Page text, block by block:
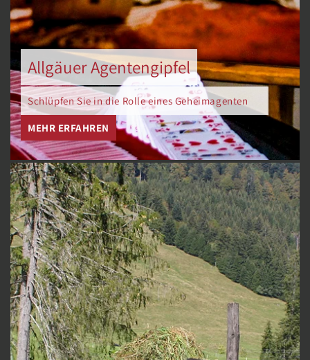
Allgäuer Agentengipfel
Schlüpfen Sie in die Rolle eines Geheimagenten
MEHR ERFAHREN